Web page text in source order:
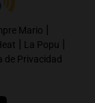
Mario |
| La Popu |
de Privacidad